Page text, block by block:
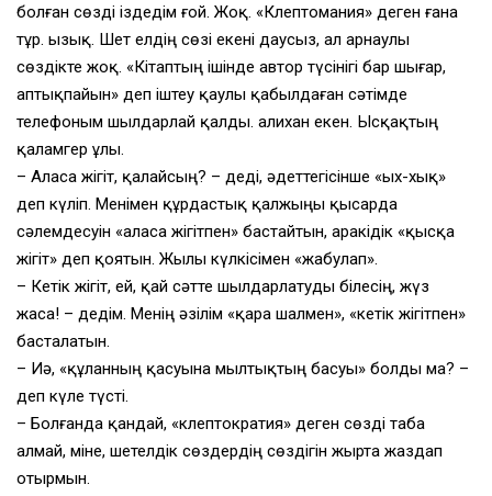
болған сөзді іздедім ғой. Жоқ. «Клептомания» деген ғана
тұр. Қызық. Шет елдің сөзі екені даусыз, ал арнаулы
сөздікте жоқ. «Кітаптың ішінде автор түсінігі бар шығар,
аптықпайын» деп іштеу қаулы қабылдаған сәтімде
телефоным шылдарлай қалды. Қалихан екен. Ысқақтың
қаламгер ұлы.
– Аласа жігіт, қалайсың? – деді, әдеттегісінше «ых-хық»
деп күліп. Менімен құрдастық қалжыңы қысарда
сәлемдесуін «аласа жігітпен» бастайтын, аракідік «қысқа
жігіт» деп қоятын. Жылы күлкісімен «жабулап».
– Кетік жігіт, ей, қай сәтте шылдарлатуды білесің, жүз
жаса! – дедім. Менің әзілім «қара шалмен», «кетік жігітпен»
басталатын.
– Иә, «құланның қасуына мылтықтың басуы» болды ма? –
деп күле түсті.
– Болғанда қандай, «клептократия» деген сөзді таба
алмай, міне, шетелдік сөздердің сөздігін жырта жаздап
отырмын.